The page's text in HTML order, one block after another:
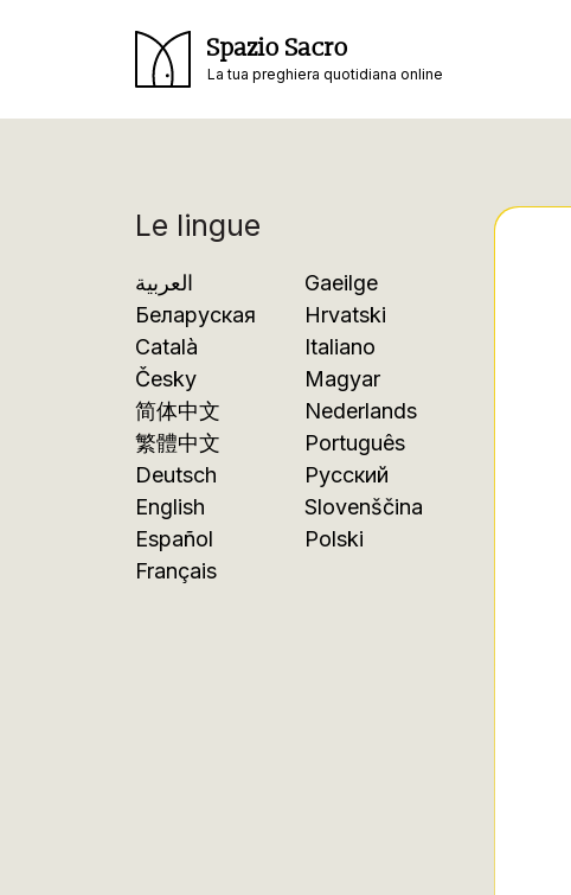
Spazio Sacro
La tua preghiera quotidiana online
Le lingue
العربية
Беларуская
Català
Česky
简体中文
繁體中文
Deutsch
English
Español
Français
Gaeilge
Hrvatski
Italiano
Magyar
Nederlands
Português
Русский
Slovenščina
Polski